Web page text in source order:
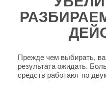
Прежде чем выбирать,
результата ожидать.
средств работают по